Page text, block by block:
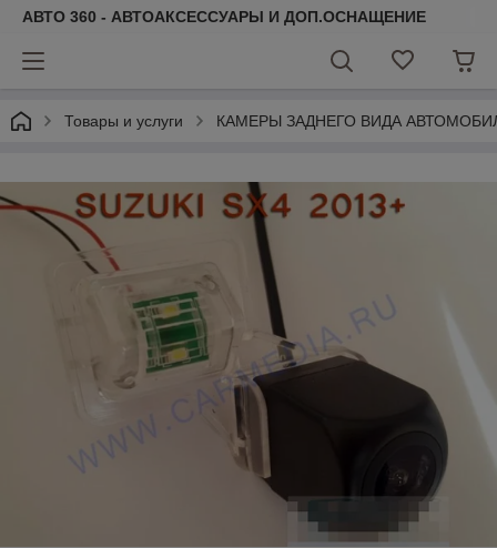
АВТО 360 - АВТОАКСЕССУАРЫ И ДОП.ОСНАЩЕНИЕ
Товары и услуги КАМЕРЫ ЗАДНЕГО ВИДА